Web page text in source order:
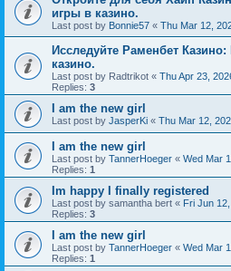
игры в казино.
Last post by Bonnie57 « Thu Mar 12,
Исследуйте Раменбет
казино.
Last post by Radtrikot « Thu Apr 23,
Replies: 3
I am the new girl
Last post by JasperKi « Thu Mar 12,
I am the new girl
Last post by TannerHoeger « Wed Mar
Replies: 1
Im happy I finally registered
Last post by samantha bert « Fri Jun
Replies: 3
I am the new girl
Last post by TannerHoeger « Wed Mar
Replies: 1